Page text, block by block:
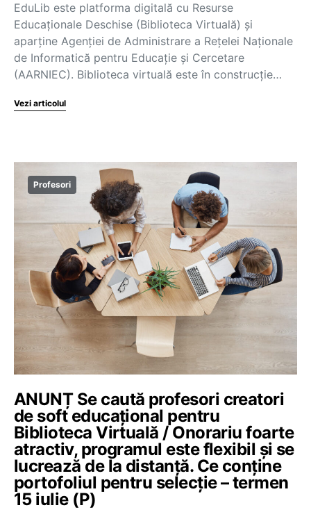
EduLib este platforma digitală cu Resurse
Educaționale Deschise (Biblioteca Virtuală) și
aparține Agenţiei de Administrare a Reţelei Naţionale
de Informatică pentru Educaţie şi Cercetare
(AARNIEC). Biblioteca virtuală este în construcție…
Vezi articolul
Profesori
ANUNȚ Se caută profesori creatori
de soft educațional pentru
Biblioteca Virtuală / Onorariu foarte
atractiv, programul este flexibil și se
lucrează de la distanță. Ce conține
portofoliul pentru selecție – termen
15 iulie (P)